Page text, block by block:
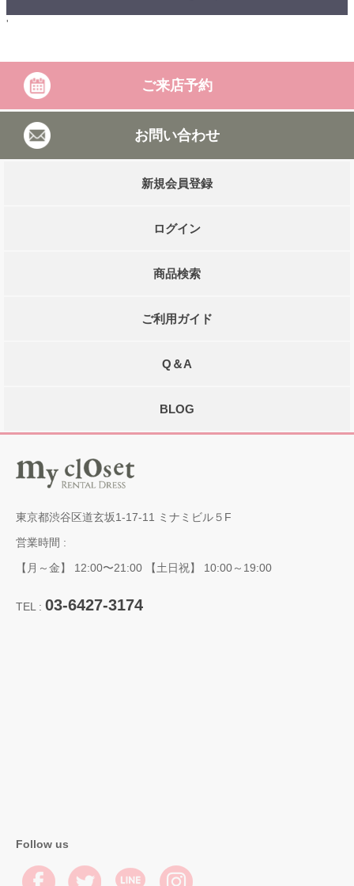
'
ご来店予約
お問い合わせ
新規会員登録
ログイン
商品検索
ご利用ガイド
Q＆A
BLOG
東京都渋谷区道玄坂1-17-11 ミナミビル５F
営業時間 :
【月～金】 12:00〜21:00 【土日祝】 10:00～19:00
TEL : 03-6427-3174
Follow us